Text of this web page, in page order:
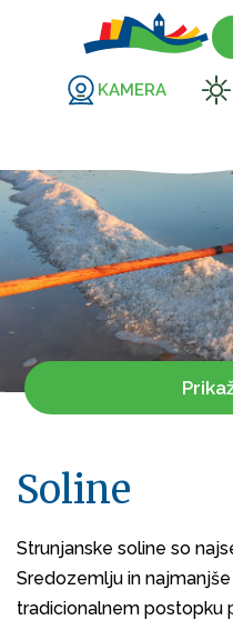
KAMERA
Soline
Strunjanske soline so
Sredozemlju in
tradicionalnem postopku